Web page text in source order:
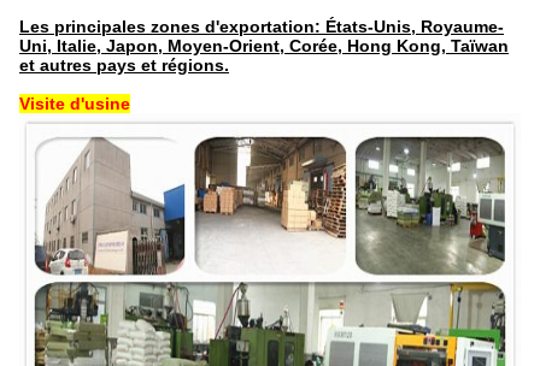
Les principales zones d'exportation: États-Unis, Royaume-
Uni, Italie, Japon, Moyen-Orient, Corée, Hong Kong, Taïwan
et autres pays et régions.
Visite d'usine